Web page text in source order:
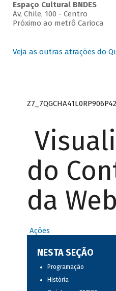
Espaço Cultural BNDES
Av, Chile, 100 - Centro
Próximo ao metrô Carioca
Veja as outras atrações do
do
da Web
Ações
NESTA SEÇÃO
Programação
História